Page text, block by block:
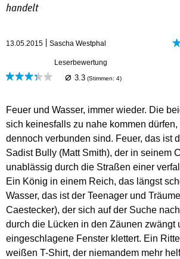
handelt
13.05.2015 Sascha Westphal
Leserbewertung
⌀ 3.3 (Stimmen: 4)
Feuer und Wasser, immer wieder. Die
sich keinesfalls zu nahe kommen
dennoch verbunden sind. Feuer, das ist
Sadist Bully (Matt Smith), der in seinem
unablässig durch die Straßen einer
Ein König in einem Reich, das längst
Wasser, das ist der Teenager und
Caestecker), der sich auf der Suche
durch die Lücken in den Zäunen zwängt
eingeschlagene Fenster klettert. Ein
weißen T-Shirt, der niemandem mehr